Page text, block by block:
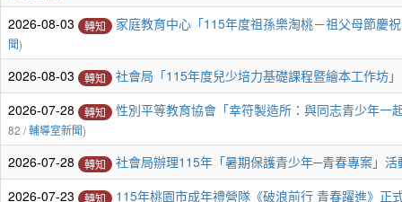
2026-08-03 轉知 家庭教育中心「115年度祖孫樂淘桃－祖父母節慶
聞)
2026-08-03 轉知
社會局「115年度兒少培力基礎課程暨繪本工作坊」
2026-07-28
轉知 性別平等教育協會「幸符製造所：與同志青少年一
82 /輔導室新聞)
2026-07-28 轉知
社會局辦理115年「暑期保護青少年─青春專案」活
2026-07-23
轉知 115年桃園市成年禮營隊《破浪前行 青春躍進》正